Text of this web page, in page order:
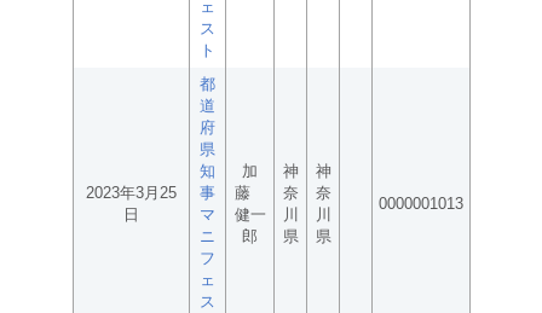
ェ
ス
ト
2023年3月25
日
都
道
府
県
知
事
マ
ニ
フ
ェ
ス
加
藤
健一
郎
神
奈
川
県
神
奈
川
県
0000001013